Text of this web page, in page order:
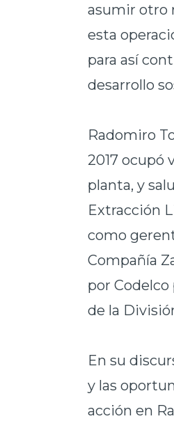
asumir otro
esta
para así
desarrollo
Radomiro
2017 ocupó
planta, y
Extracción
como
Compañía
por
de la
En su
y las
acción en